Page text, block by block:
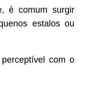
é comum surgir
estalos ou
com o